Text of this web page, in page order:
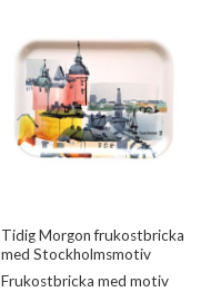
Tidig Morgon frukostbricka
med Stockholmsmotiv
Frukostbricka med motiv